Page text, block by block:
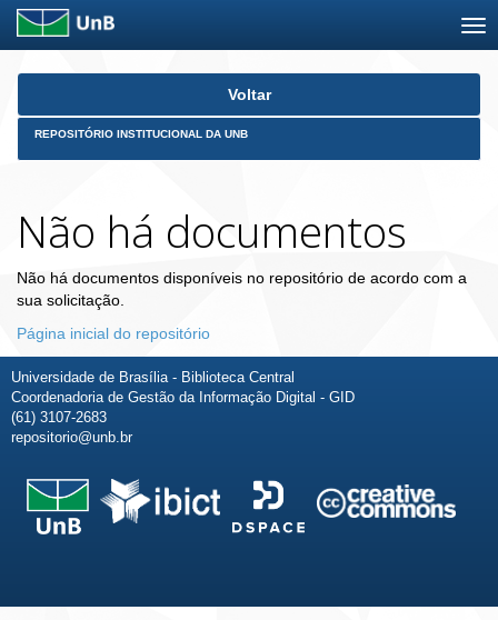
Skip
Voltar
REPOSITÓRIO INSTITUCIONAL DA UNB
Não há documentos
Não há documentos disponíveis no repositório de acordo com a
sua solicitação.
Página inicial do repositório
Universidade de Brasília - Biblioteca Central
Coordenadoria de Gestão da Informação Digital - GID
(61) 3107-2683
repositorio@unb.br